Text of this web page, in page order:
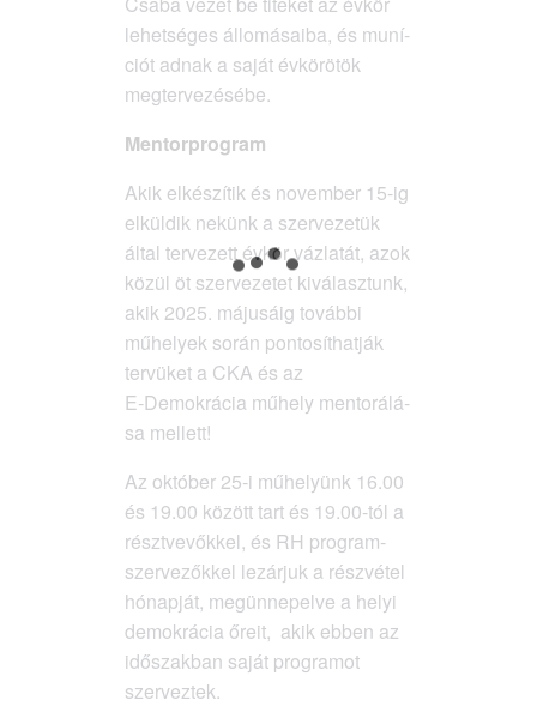
lehet­sé­ges állo­má­sa­i­ba, és muní­
ci­ót adnak a saját évkö­rö­tök
megtervezésébe.
Men­tor­prog­ram
Akik elké­szí­tik és novem­ber 15-ig
elkül­dik nekünk a szer­ve­ze­tük
által ter­ve­zett évkör váz­la­tát, azok
közül öt szer­ve­ze­tet kivá­lasz­tunk,
akik 2025. máju­sá­ig továb­bi
műhe­lyek során pon­to­sít­hat­ják
ter­vü­ket a CKA és az
E‑Demokrácia műhely men­to­rá­lá­
sa mellett!
Az októ­ber 25‑i műhe­lyünk 16.00
és 19.00 között tart és 19.00-tól a
részt­ve­vők­kel, és RH prog­ram­
szer­ve­zők­kel lezár­juk a rész­vé­tel
hónap­ját, meg­ün­ne­pel­ve a helyi
demok­rá­cia őre­it, akik ebben az
idő­szak­ban saját prog­ra­mot
szerveztek.